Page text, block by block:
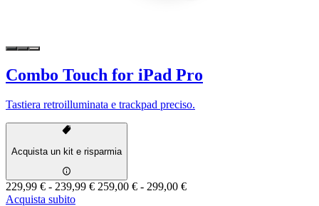
Combo Touch for iPad Pro
Tastiera retroilluminata e trackpad preciso.
Acquista un kit e risparmia
229,99 € - 239,99 € 259,00 € - 299,00 €
Acquista subito